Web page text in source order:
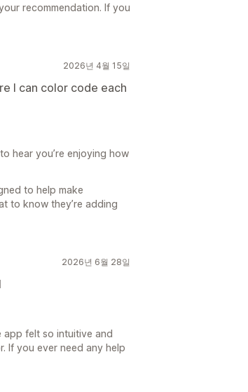
recommendation. If you
2026년 4월 15일
I can color code each
hear you’re enjoying how
to help make
to know they’re adding
2026년 6월 28일
app felt so intuitive and
If you ever need any help